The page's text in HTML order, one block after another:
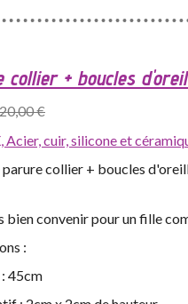
collier + boucles
20,00 €
Acier, cuir, silicone et
parure collier + boucles
bien convenir pour un fille
:
45cm